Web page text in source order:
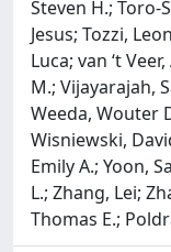
Steven H.; Toro-
Jesus; Tozzi,
Luca; van ‘t
M.; Vijayarajah,
Weeda, Wouter
Wisniewski,
Emily A.; Yoon,
L.; Zhang, Lei;
Thomas E.;